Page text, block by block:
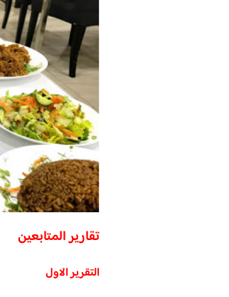
تقارير المتابعين
التقرير الاول